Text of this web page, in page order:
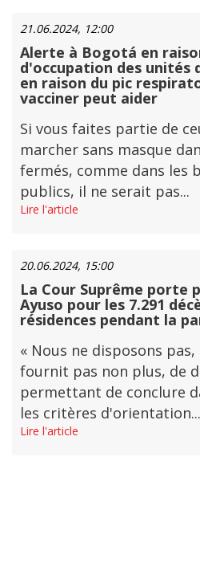
21.06.2024, 12:00
Alerte à Bogotá en
d'occupation des unités
en raison du pic
vacciner peut aider
Si vous faites partie de
marcher sans masque
fermés, comme dans les
publics, il ne serait pas...
Lire l'article
20.06.2024, 15:00
La Cour Suprême porte
Ayuso pour les 7.291
résidences pendant la
« Nous ne disposons
fournit pas non plus, de
permettant de conclure
les critères d'orientation...
Lire l'article